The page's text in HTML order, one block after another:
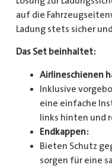
auf die
Ladung stets sicher
Das Set beinhaltet:
Airlineschienen
Inklusive
eine einfache
links hinten und
Endkappen:
Bieten Schutz
sorgen für eine